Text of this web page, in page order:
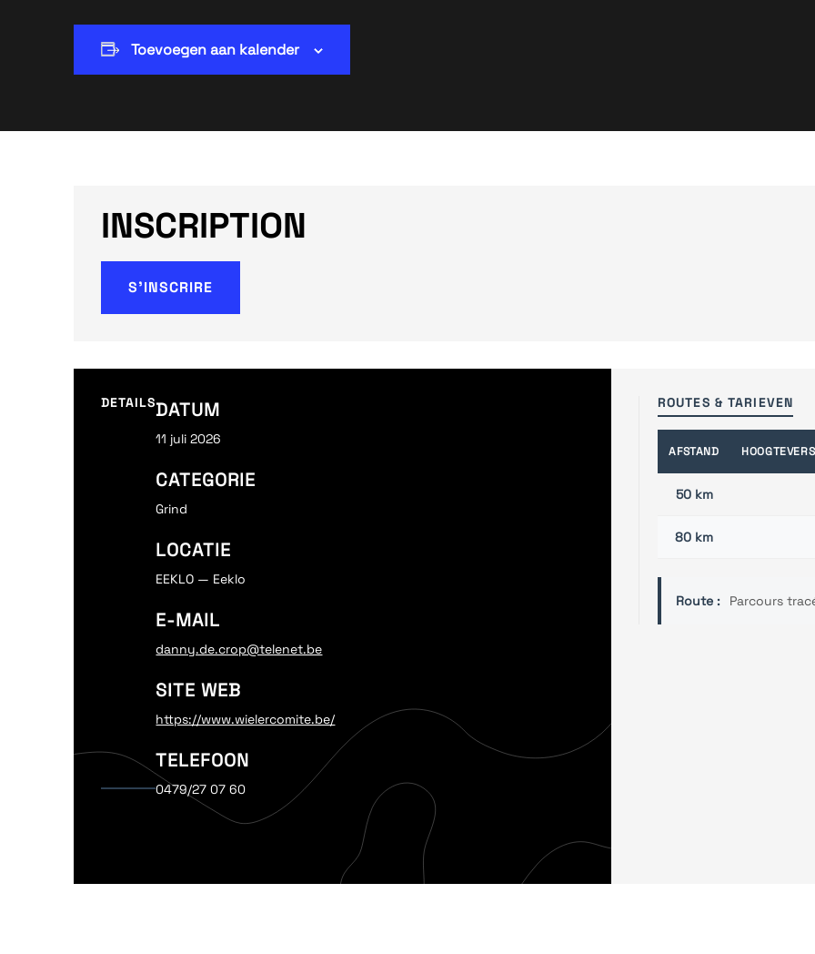
Toevoegen aan kalender
INSCRIPTION
S'INSCRIRE
DETAILSDATUM
11 juli 2026
CATEGORIE
Grind
LOCATIE
EEKLO — Eeklo
E-MAIL
danny.de.crop@telenet.be
SITE WEB
https://www.wielercomite.be/
TELEFOON
0479/27 07 60
ROUTES & TARIEVEN
AFSTAND
50 km
80 km
Route : Parcours